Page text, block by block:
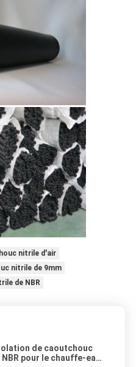
nitrile d'air
nitrile de 9mm
de NBR
de caoutchouc
pour le chauffe-eau